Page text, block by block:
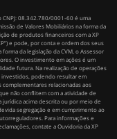
08.342.780/0001-60 é uma
de Valores Mobiliários na forma da
de produtos financeiros com a XP
e pode, por conta e ordem dos seus
da legislação da CVM, o Assessor
O investimento em ações é um
futura. Na realização de operações
investidos, podendo resultar em
complementares relacionadas aos
não conflitem com a atividade de
acima descrita ou por meio de
segregação e em cumprimento ao
Para informações e
contate a Ouvidoria da XP